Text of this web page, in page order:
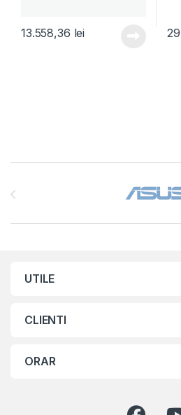
13.558,36 lei
UTILE
CLIENTI
ORAR